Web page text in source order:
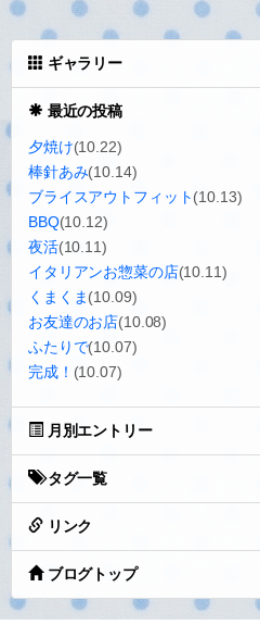
こはる:3.65kg(-250g)
ルーシー:1.35kg(-150g)
みんな体重減ってた！
サラとこはるはヨシとして、ルー
こ。
運動量多いし、もうちょっと食べ
サラは引き続きもうちょいダイエッ
#獣医
#健診
2014.09.25 13:58
夕焼け(10.22)
棒針あみ(10.14)
ブライスアウトフィット
夜活 (10.11)
イタリアンお惣菜の店
(10.11)